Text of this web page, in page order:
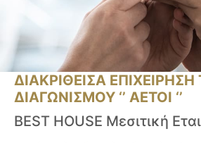
ΔΙΑΚΡΙΘΕΙΣΑ ΕΠΙΧΕΙΡΗΣΗ
ΔΙΑΓΩΝΙΣΜΟΥ ‘’ ΑΕΤΟΙ ‘’
BEST HOUSE Μεσιτική